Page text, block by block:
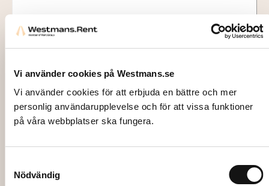
Vi använder cookies på Westmans.se
Vi använder cookies för att erbjuda en bättre och mer
personlig användarupplevelse och för att vissa funktioner
på våra webbplatser ska fungera.
Nödvändig
104,00kr